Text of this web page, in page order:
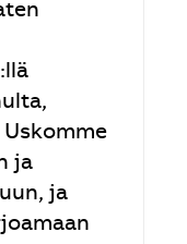
ja
ja